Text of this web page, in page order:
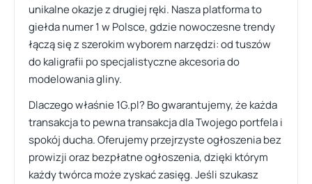
unikalne okazje z drugiej ręki. Nasza platforma to
giełda numer 1 w Polsce, gdzie nowoczesne trendy
łączą się z szerokim wyborem narzędzi: od tuszów
do kaligrafii po specjalistyczne akcesoria do
modelowania gliny.
Dlaczego właśnie 1G.pl? Bo gwarantujemy, że każda
transakcja to pewna transakcja dla Twojego portfela i
spokój ducha. Oferujemy przejrzyste ogłoszenia bez
prowizji oraz bezpłatne ogłoszenia, dzięki którym
każdy twórca może zyskać zasięg. Jeśli szukasz